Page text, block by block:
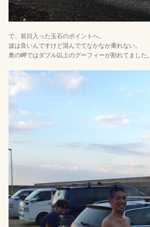
で、前日入った玉石のポイントへ。
波は良いんですけど混んでてなかなか乗れない。
奥の岬ではダブル以上のグーフィーが割れてました。